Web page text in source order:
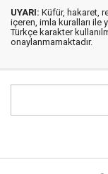
UYARI: Küfür, hakaret,
içeren, imla kuralları ile
Türkçe karakter
onaylanmamaktadır.